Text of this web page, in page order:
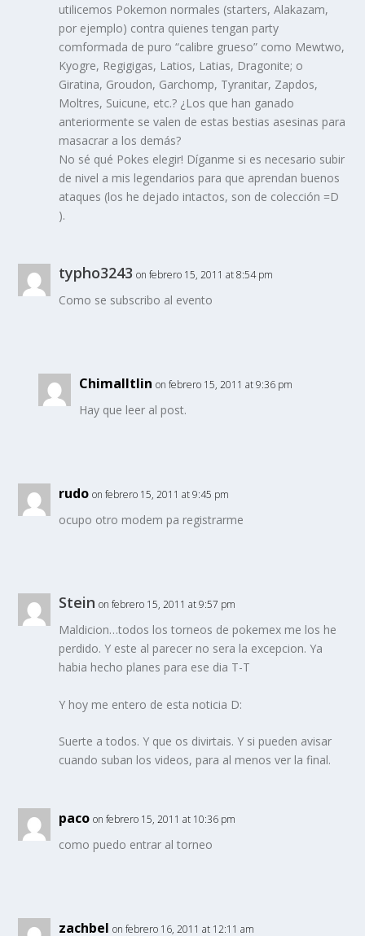
utilicemos Pokemon normales (starters, Alakazam,
por ejemplo) contra quienes tengan party
comformada de puro “calibre grueso” como Mewtwo,
Kyogre, Regigigas, Latios, Latias, Dragonite; o
Giratina, Groudon, Garchomp, Tyranitar, Zapdos,
Moltres, Suicune, etc.? ¿Los que han ganado
anteriormente se valen de estas bestias asesinas para
masacrar a los demás?
No sé qué Pokes elegir! Díganme si es necesario subir
de nivel a mis legendarios para que aprendan buenos
ataques (los he dejado intactos, son de colección =D
).
typho3243 on febrero 15, 2011 at 8:54 pm
Como se subscribo al evento
Chimalltlin on febrero 15, 2011 at 9:36 pm
Hay que leer al post.
rudo on febrero 15, 2011 at 9:45 pm
ocupo otro modem pa registrarme
Stein on febrero 15, 2011 at 9:57 pm
Maldicion…todos los torneos de pokemex me los he
perdido. Y este al parecer no sera la excepcion. Ya
habia hecho planes para ese dia T-T
Y hoy me entero de esta noticia D:
Suerte a todos. Y que os divirtais. Y si pueden avisar
cuando suban los videos, para al menos ver la final.
paco on febrero 15, 2011 at 10:36 pm
como puedo entrar al torneo
zachbel on febrero 16, 2011 at 12:11 am